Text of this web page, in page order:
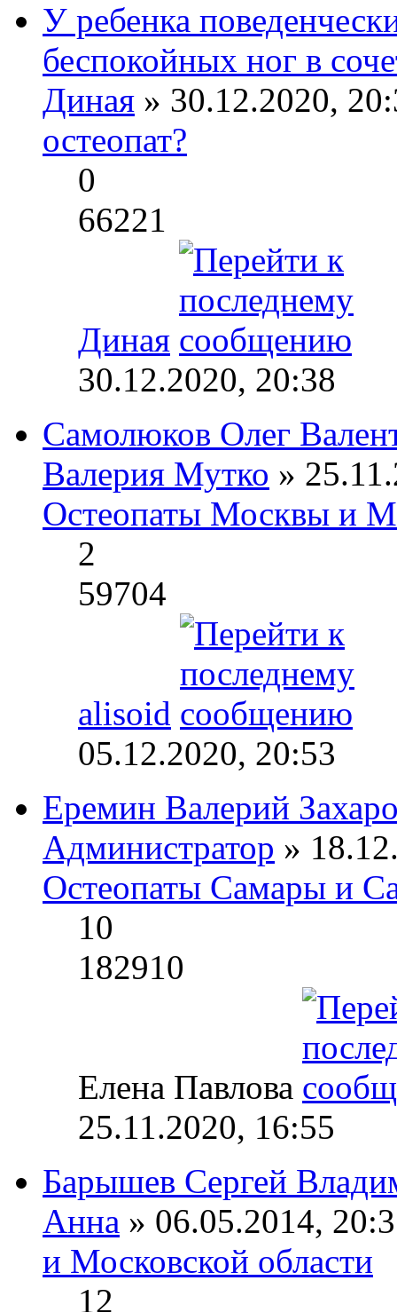
У ребенка
беспокойных ног в
Диная » 30.12.2020,
остеопат?
0
66221
Диная
30.12.2020, 20:38
Самолюков Олег
Валерия Мутко »
Остеопаты Москвы и
2
59704
alisoid
05.12.2020, 20:53
Еремин Валерий
Администратор »
Остеопаты Самары и
10
182910
Елена Павлова
25.11.2020, 16:55
Барышев Сергей
Анна » 06.05.2014,
и Московской области
12